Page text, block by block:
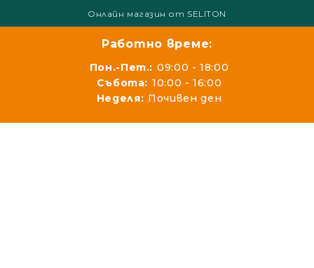
Онлайн магазин от SELITON
Работно време:
Пон.-Пет.: 09:00 - 18:00
Събота: 10:00 - 16:00
Неделя: Почивен ден